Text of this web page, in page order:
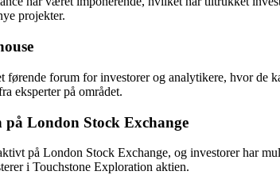
projekter.
førende forum for investorer og analytikere, hvor
eksperter på området.
London Stock Exchange
på London Stock Exchange, og investorer har
i Touchstone Exploration aktien.